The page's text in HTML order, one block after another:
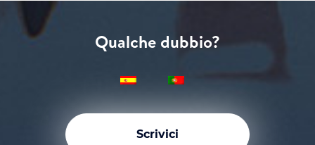
Qualche dubbio?
Scrivici